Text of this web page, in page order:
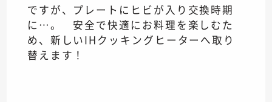
ですが、プレートにヒビが入り交換時期
に…。 安全で快適にお料理を楽しむた
め、新しいIHクッキングヒーターへ取り
替えます！